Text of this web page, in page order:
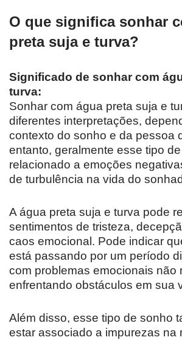
O que significa sonhar
preta suja e turva?
Significado de sonhar com
turva:
Sonhar com água preta suja e
diferentes interpretações,
contexto do sonho e da pessoa
entanto, geralmente esse tipo
relacionado a emoções
de turbulência na vida do
A água preta suja e turva pode
sentimentos de tristeza,
caos emocional. Pode indicar
está passando por um período
com problemas emocionais não
enfrentando obstáculos em sua
Além disso, esse tipo de sonho
estar associado a impurezas na